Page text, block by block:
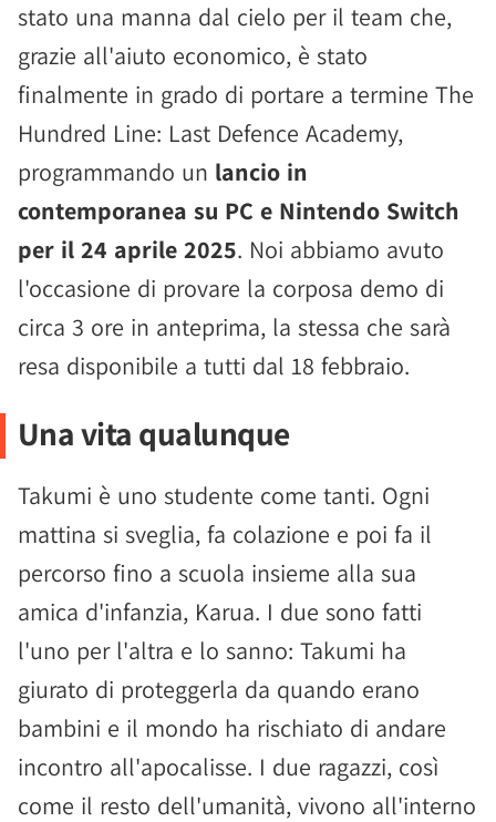
stato una manna dal cielo per il team che,
grazie all'aiuto economico, è stato
finalmente in grado di portare a termine The
Hundred Line: Last Defence Academy,
programmando un lancio in
contemporanea su PC e Nintendo Switch
per il 24 aprile 2025. Noi abbiamo avuto
l'occasione di provare la corposa demo di
circa 3 ore in anteprima, la stessa che sarà
resa disponibile a tutti dal 18 febbraio.
Una vita qualunque
Takumi è uno studente come tanti. Ogni
mattina si sveglia, fa colazione e poi fa il
percorso fino a scuola insieme alla sua
amica d'infanzia, Karua. I due sono fatti
l'uno per l'altra e lo sanno: Takumi ha
giurato di proteggerla da quando erano
bambini e il mondo ha rischiato di andare
incontro all'apocalisse. I due ragazzi, così
come il resto dell'umanità, vivono all'interno